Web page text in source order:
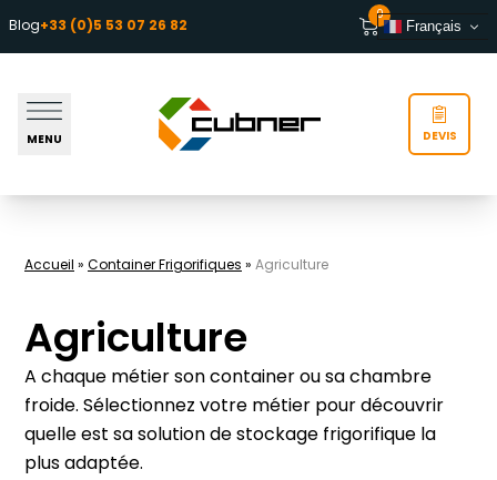
Aller au contenu
Blog+33 (0)5 53 07 26 82
0
Français
MENU DEVIS
Accueil» Container Frigorifiques» Agriculture
Agriculture
A chaque métier son container ou sa chambre
froide. Sélectionnez votre métier pour découvrir
quelle est sa solution de stockage frigorifique la
plus adaptée.